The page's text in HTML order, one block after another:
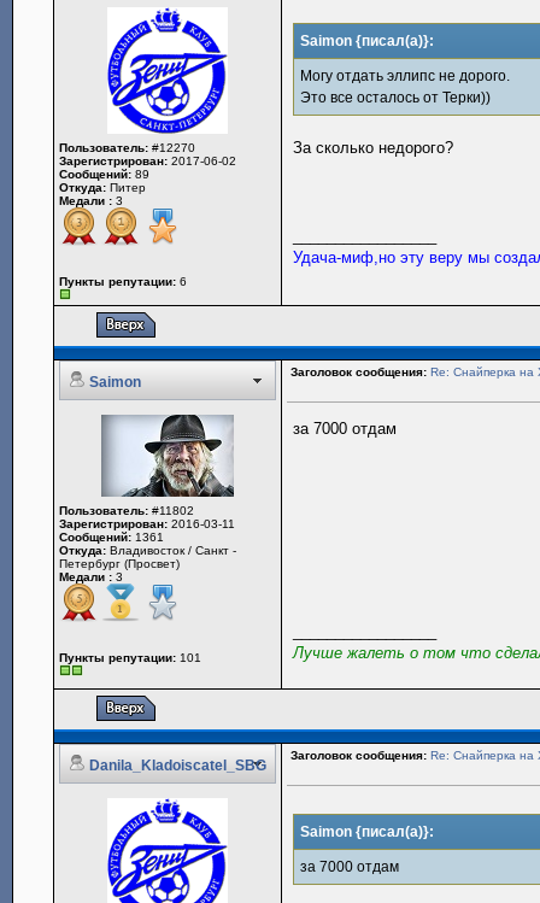
Пользователь: #12270
Зарегистрирован: 2017-06-02
Сообщений: 89
Откуда: Питер
Медали : 3
Пункты репутации: 6
Saimon {писал(а)}:
Могу отдать эллипс не дорого.
Это все осталось от Терки))
За сколько недорого?
Удача-миф,но эту веру мы
Saimon
Заголовок сообщения: Re: Снайперка на
Пользователь: #11802
Зарегистрирован: 2016-03-11
Сообщений: 1361
Откуда: Владивосток / Санкт -
Петербург (Просвет)
Медали : 3
Пункты репутации: 101
за 7000 отдам
Лучше жалеть о том что
Danila_Kladoiscatel_SBG
Заголовок сообщения: Re: Снайперка на
Saimon {писал(а)}:
за 7000 отдам